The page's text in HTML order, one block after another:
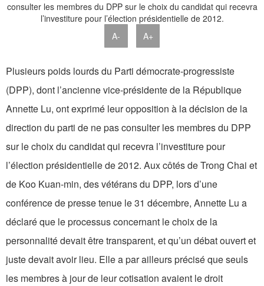
A- A+
Plusieurs poids lourds du Parti démocrate-progressiste
(DPP), dont l’ancienne vice-présidente de la République
Annette Lu, ont exprimé leur opposition à la décision de la
direction du parti de ne pas consulter les membres du DPP
sur le choix du candidat qui recevra l’investiture pour
l’élection présidentielle de 2012. Aux côtés de Trong Chai et
de Koo Kuan-min, des vétérans du DPP, lors d’une
conférence de presse tenue le 31 décembre, Annette Lu a
déclaré que le processus concernant le choix de la
personnalité devait être transparent, et qu’un débat ouvert et
juste devait avoir lieu. Elle a par ailleurs précisé que seuls
les membres à jour de leur cotisation avaient le droit